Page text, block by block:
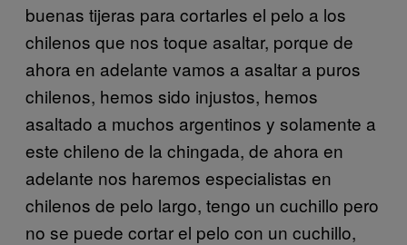
buenas tijeras para cortarles el pelo a los
chilenos que nos toque asaltar, porque de
ahora en adelante vamos a asaltar a puros
chilenos, hemos sido injustos, hemos
asaltado a muchos argentinos y solamente a
este chileno de la chingada, de ahora en
adelante nos haremos especialistas en
chilenos de pelo largo, tengo un cuchillo pero
no se puede cortar el pelo con un cuchillo,